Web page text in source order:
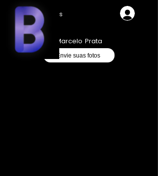
Videos
Marcelo Prata
Envie suas fotos